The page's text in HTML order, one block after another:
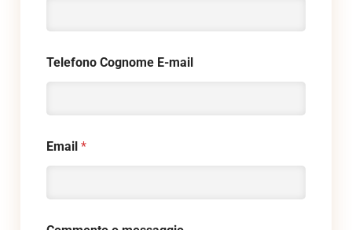
Telefono Cognome E-mail
Email *